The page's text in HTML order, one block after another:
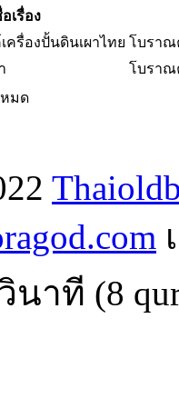
เรื่อง
ครื่องปั้นดินเผาไทย โบราณ
โบราณ
มด
นาที (8